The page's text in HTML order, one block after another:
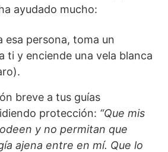
ayudado mucho:
esa persona, toma un
ti y enciende una vela blanca
breve a tus guías
protección: “Que mis
y no permitan que
ajena entre en mí. Que lo